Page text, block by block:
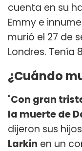
cuenta en su
Emmy e
murió el 27 de
Londres. Tenía
¿Cuándo
"Con gran
la muerte de
dijeron sus hijos
Larkin en un